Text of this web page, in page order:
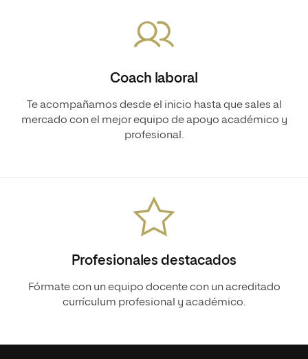
Coach laboral
Te acompañamos desde el inicio hasta que sales al
mercado con el mejor equipo de apoyo académico y
profesional.
Profesionales destacados
Fórmate con un equipo docente con un acreditado
currículum profesional y académico.